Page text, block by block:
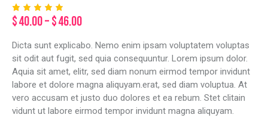
Rated
5.00out
based
1
custome
r rating
$40.00–$46.00
Dicta sunt explicabo. Nemo enim ipsam voluptatem voluptas
sit odit aut fugit, sed quia consequuntur. Lorem ipsum dolor.
Aquia sit amet, elitr, sed diam nonum eirmod tempor invidunt
labore et dolore magna aliquyam.erat, sed diam voluptua. At
vero accusam et justo duo dolores et ea rebum. Stet clitain
vidunt ut labore eirmod tempor invidunt magna aliquyam.